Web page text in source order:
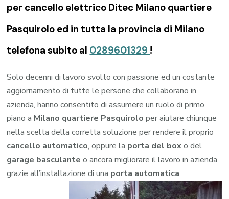
per cancello elettrico Ditec Milano quartiere
Pasquirolo ed in tutta la provincia di Milano
telefona subito al 0289601329 !
Solo decenni di lavoro svolto con passione ed un costante
aggiornamento di tutte le persone che collaborano in
azienda, hanno consentito di assumere un ruolo di primo
piano a Milano quartiere Pasquirolo per aiutare chiunque
nella scelta della corretta soluzione per rendere il proprio
cancello automatico, oppure la porta del boxo del
garage basculante o ancora migliorare il lavoro in azienda
grazie all’installazione di una porta automatica.